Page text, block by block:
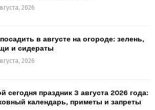
2026
в августе на огороде: зелень,
и сидераты
2026
сегодня праздник 3 августа 2026 года:
календарь, приметы и запреты